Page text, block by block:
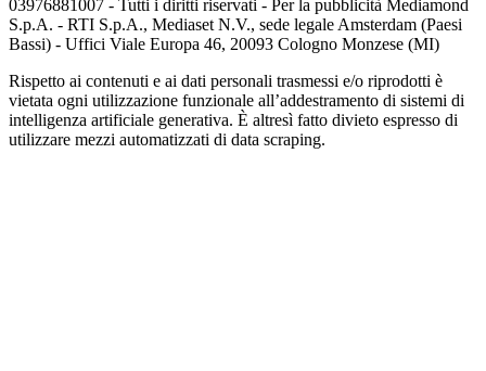
03976881007 - Tutti i diritti riservati - Per la pubblicità Mediamond
S.p.A. - RTI S.p.A., Mediaset N.V., sede legale Amsterdam (Paesi
Bassi) - Uffici Viale Europa 46, 20093 Cologno Monzese (MI)
Rispetto ai contenuti e ai dati personali trasmessi e/o riprodotti è
vietata ogni utilizzazione funzionale all’addestramento di sistemi di
intelligenza artificiale generativa. È altresì fatto divieto espresso di
utilizzare mezzi automatizzati di data scraping.